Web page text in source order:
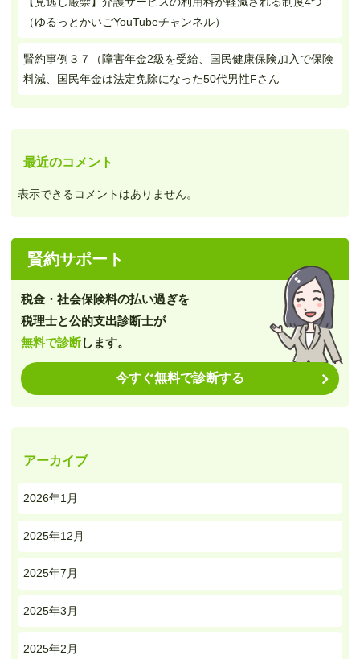
（ゆるっとかいごYouTubeチャンネル）
賢約事例３７（障害年金2級を受給、国民健康保険加入で保険
料減、国民年金は法定免除になった50代男性Fさん
最近のコメント
表示できるコメントはありません。
賢約サポート
税金・社会保険料の払い過ぎを
税理士と公的支出診断士が
無料で診断します。
今すぐ無料で診断する
アーカイブ
2026年1月
2025年12月
2025年7月
2025年3月
2025年2月